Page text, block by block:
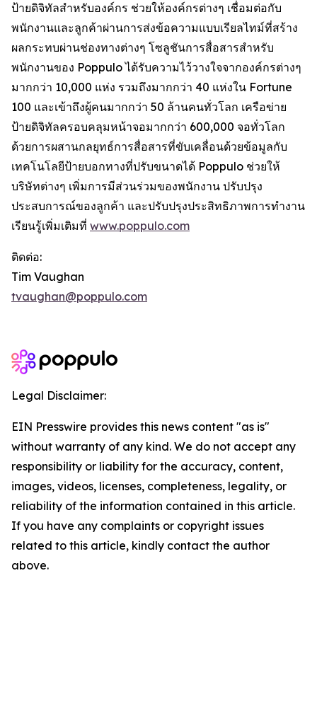
ป้ายดิจิทัลสำหรับองค์กร ช่วยให้องค์กรต่างๆ เชื่อมต่อกับ
พนักงานและลูกค้าผ่านการส่งข้อความแบบเรียลไทม์ที่สร้าง
ผลกระทบผ่านช่องทางต่างๆ โซลูชันการสื่อสารสำหรับ
พนักงานของ Poppulo ได้รับความไว้วางใจจากองค์กรต่างๆ
มากกว่า 10,000 แห่ง รวมถึงมากกว่า 40 แห่งใน Fortune
100 และเข้าถึงผู้คนมากกว่า 50 ล้านคนทั่วโลก เครือข่าย
ป้ายดิจิทัลครอบคลุมหน้าจอมากกว่า 600,000 จอทั่วโลก
ด้วยการผสานกลยุทธ์การสื่อสารที่ขับเคลื่อนด้วยข้อมูลกับ
เทคโนโลยีป้ายบอกทางที่ปรับขนาดได้ Poppulo ช่วยให้
บริษัทต่างๆ เพิ่มการมีส่วนร่วมของพนักงาน ปรับปรุง
ประสบการณ์ของลูกค้า และปรับปรุงประสิทธิภาพการทำงาน
เรียนรู้เพิ่มเติมที่ www.poppulo.com
ติดต่อ:
Tim Vaughan
tvaughan@poppulo.com
Legal Disclaimer:
EIN Presswire provides this news content "as is"
without warranty of any kind. We do not accept any
responsibility or liability for the accuracy, content,
images, videos, licenses, completeness, legality, or
reliability of the information contained in this article.
If you have any complaints or copyright issues
related to this article, kindly contact the author
above.